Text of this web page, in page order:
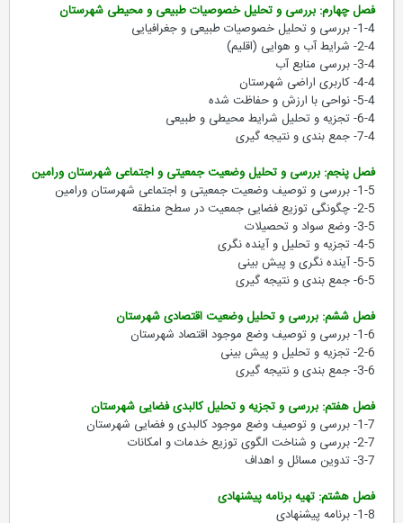
فصل چهارم: بررسی و تحلیل خصوصیات طبیعی و محیطی شهرستان
1-4- بررسی و تحلیل خصوصیات طبیعی و جغرافیایی
2-4- شرایط آب و هوایی (اقلیم)
3-4- بررسی منابع آب
4-4- کاربری اراضی شهرستان
5-4- نواحی با ارزش و حفاظت شده
6-4- تجزیه و تحلیل شرایط محیطی و طبیعی
7-4- جمع بندی و نتیجه گیری
فصل پنجم: بررسی و تحلیل وضعیت جمعیتی و اجتماعی شهرستان ورامین
1-5- بررسی و توصیف وضعیت جمعیتی و اجتماعی شهرستان ورامین
2-5- چگونگی توزیع فضایی جمعیت در سطح منطقه
3-5- وضع سواد و تحصیلات
4-5- تجزیه و تحلیل و آینده نگری
5-5- آینده نگری و پیش بینی
6-5- جمع بندی و نتیجه گیری
فصل ششم: بررسی و تحلیل وضعیت اقتصادی شهرستان
1-6- بررسی و توصیف وضع موجود اقتصاد شهرستان
2-6- تجزیه و تحلیل و پیش بینی
3-6- جمع بندی و نتیجه گیری
فصل هفتم: بررسی و تجزیه و تحلیل کالبدی فضایی شهرستان
1-7- بررسی و توصیف وضع موجود کالبدی و فضایی شهرستان
2-7- بررسی و شناخت الگوی توزیع خدمات و امکانات
3-7- تدوین مسائل و اهداف
فصل هشتم: تهیه برنامه پیشنهادی
1-8- برنامه پیشنهادی